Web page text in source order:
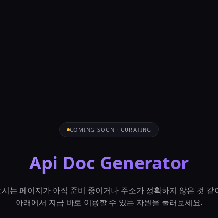
COMING SOON · CURATING
Api Doc Generator
는 페이지가 아직 준비 중이거나 주소가 정확하지 않은 것 같
아래에서 지금 바로 이용할 수 있는 자원을 둘러보세요.